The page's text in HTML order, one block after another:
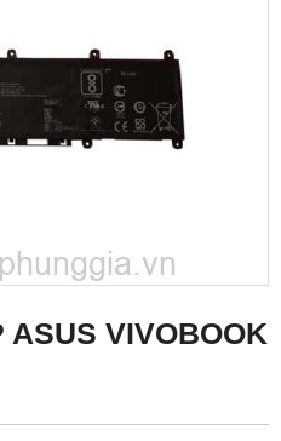
VIVOBOOK